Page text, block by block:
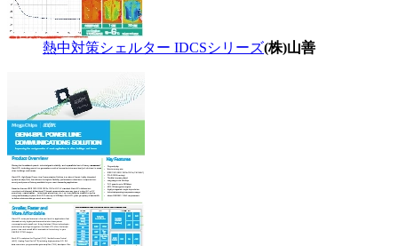
熱中対策シェルター IDCSシリーズ(株)山善